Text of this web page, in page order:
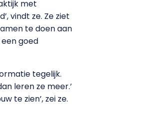
met
vindt ze. Ze ziet
te doen aan
goed
tegelijk.
leren ze meer.’
te zien’, zei ze.